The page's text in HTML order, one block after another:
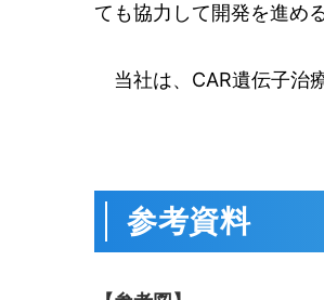
ても協力して開発を進め
当社は、CAR遺伝子治
参考資料